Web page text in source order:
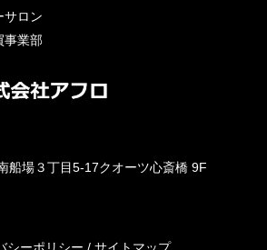
ロン
事業部
船場３丁目5-17クオーツ心斎橋 9F